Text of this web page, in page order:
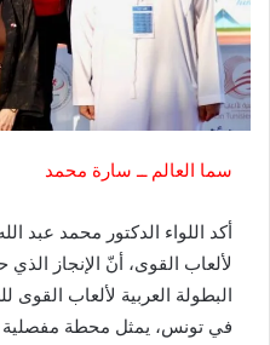
سما العالم ــ سارة محمد
أكد اللواء الدكتور محمد عبد
لألعاب القوى، أنّ الإنجاز
البطولة العربية لألعاب
في تونس، يمثل محطة مفصلية